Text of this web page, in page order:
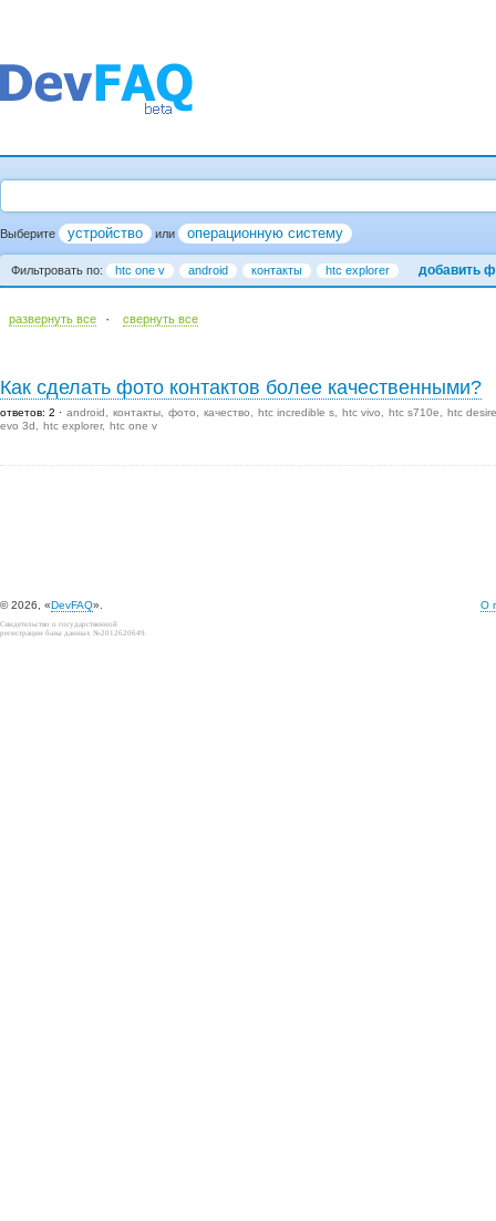
Выберите устройство или операционную систему
Фильтровать по: htc one v android контакты htc explorer добавить
развернуть все · cвернуть все
Как сделать фото контактов более качественными?
ответов: 2 android контакты фото качество htc incredible s htc vivo htc s710e
htc
evo 3d
htc explorer htc one v
© 2026, «DevFAQ». О
Свидетельство о государственной
регистрации базы данных №2012620649.